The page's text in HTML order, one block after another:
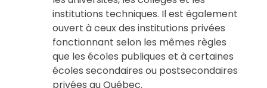
institutions techniques. Il est également
ouvert à ceux des institutions privées
fonctionnant selon les mêmes règles
que les écoles publiques et à certaines
écoles secondaires ou postsecondaires
privées au Québec.